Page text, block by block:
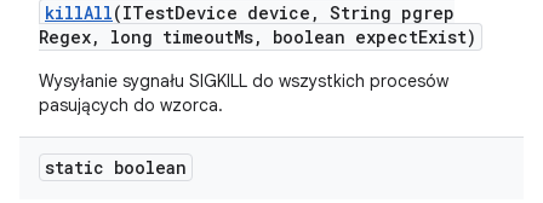
killAll(ITestDevice device , String pgrep
Regex, long timeoutMs, boolean expectExist)
Wysyłanie sygnału SIGKILL do wszystkich procesów
pasujących do wzorca.
static boolean